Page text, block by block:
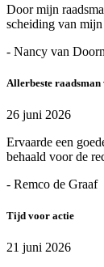
Door mijn
scheiding van
- Nancy van Doorn
Allerbeste
26 juni 2026
Ervaarde een
behaald voor de
- Remco de Graaf
Tijd voor actie
21 juni 2026